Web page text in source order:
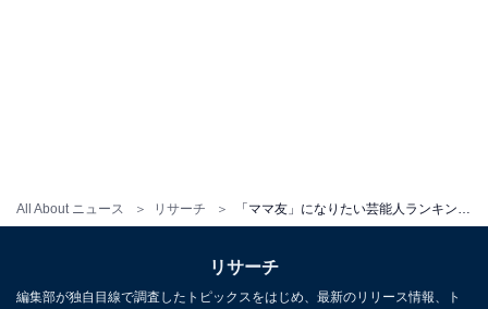
All About ニュース リサーチ
リサーチ
編集部が独自目線で調査したトピックスをはじめ、最新のリリース情報、ト